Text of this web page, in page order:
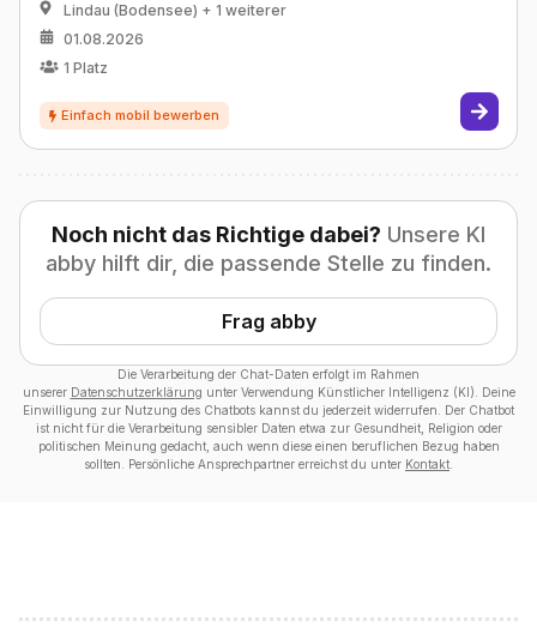
Lindau (Bodensee) + 1 weiterer
01.08.2026
1 Platz
Noch nicht das Richtige dabei? Unsere KI
abby hilft dir, die passende Stelle zu finden.
Frag abby
Die Verarbeitung der Chat-Daten erfolgt im Rahmen
unserer Datenschutzerklärung unter Verwendung Künstlicher Intelligenz (KI). Deine
Einwilligung zur Nutzung des Chatbots kannst du jederzeit widerrufen. Der Chatbot
ist nicht für die Verarbeitung sensibler Daten etwa zur Gesundheit, Religion oder
politischen Meinung gedacht, auch wenn diese einen beruflichen Bezug haben
sollten. Persönliche Ansprechpartner erreichst du unter Kontakt